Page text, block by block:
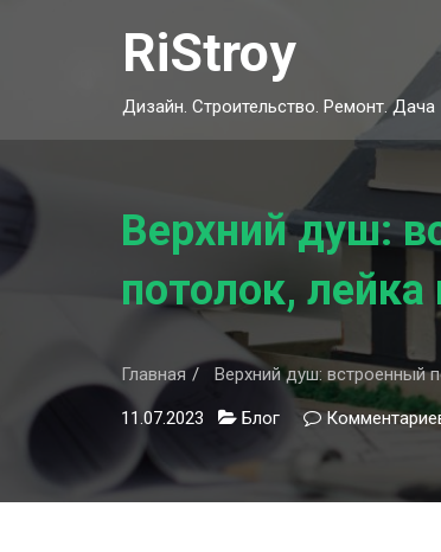
RiStroy
Дизайн. Строительство. Ремонт. Дача
Верхний душ:
потолок,
Главная Верхний душ: встроенный
11.07.2023 Блог